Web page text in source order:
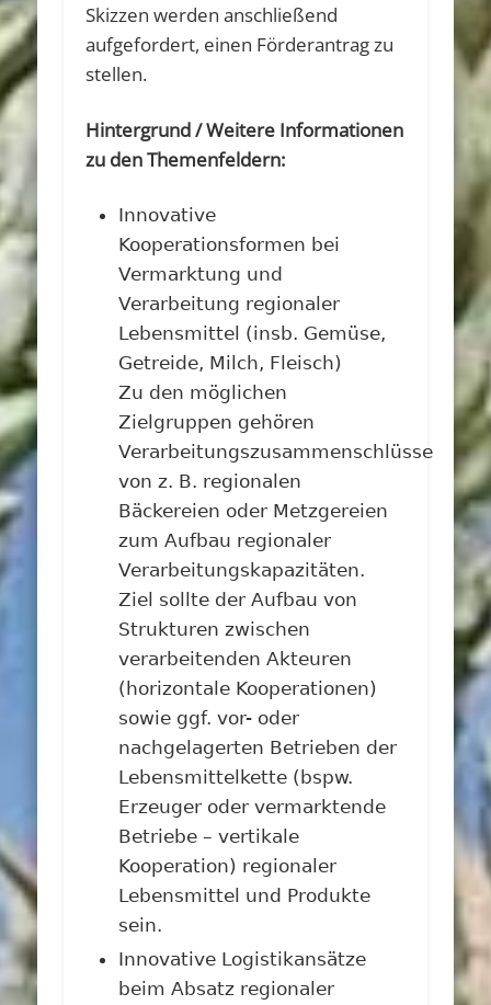
Skizzen werden anschließend
aufgefordert, einen Förderantrag zu
stellen.
Hintergrund / Weitere Informationen
zu den Themenfeldern:
Innovative
Kooperationsformen bei
Vermarktung und
Verarbeitung regionaler
Lebensmittel (insb. Gemüse,
Getreide, Milch, Fleisch)
Zu den möglichen
Zielgruppen gehören
Verarbeitungszusammenschlüsse
von z. B. regionalen
Bäckereien oder Metzgereien
zum Aufbau regionaler
Verarbeitungskapazitäten.
Ziel sollte der Aufbau von
Strukturen zwischen
verarbeitenden Akteuren
(horizontale Kooperationen)
sowie ggf. vor- oder
nachgelagerten Betrieben der
Lebensmittelkette (bspw.
Erzeuger oder vermarktende
Betriebe – vertikale
Kooperation) regionaler
Lebensmittel und Produkte
sein.
Innovative Logistikansätze
beim Absatz regionaler